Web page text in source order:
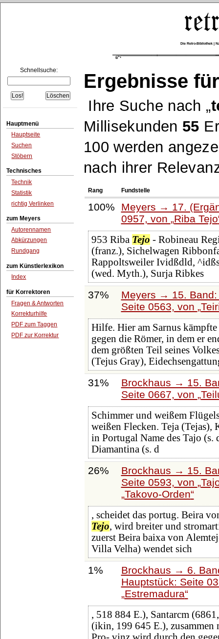
Die Retro-Bibliothek |
Schnellsuche:
Hauptmenü
Hauptseite
Suchen
Stöbern
Technisches
Technik
Statistik
richtig Verlinken
zum Meyers
Autorennamen
Abkürzungen
Rundgang
zum Künstlerlexikon
Index
für Korrektoren
Fragen & Antworten
Korrekturhilfe
PDF zum Taggen
PDF zur Korrektur
Ergebnisse
Ihre Suche nach
Millisekunden 55
100 werden
nach ihrer
Rang Fundstelle
100%
Meyers → 17.
0957, von Riba Tejo
953 Riba Tejo - Robineau
(franz.), Sichelwagen
Rappoltsweiler Ividßdld,
(wed. Myth.), Surja Ribkes
37%
Meyers → 15.
Seite 0563, von
Hilfe. Hier am Sarnus
gegen die Römer, in dem er
dem größten Teil seines
(Tejus Gray),
31%
Brockhaus → 15.
Seite 0667, von
Schimmer und weißem
weißen Flecken. Teja
in Portugal Name des Tajo (s.
Diamantina (s. d
26%
Brockhaus → 15.
Seite 0593, von
Takovo-Orden
, scheidet das portug. Beira
Tejo, wird breiter und
zuerst Beira baixa von
Villa Velha) wendet sich
1%
Brockhaus → 6.
Hauptstück: Seite
Estremadura
, 518 884 E.), Santarcm
(ikin, 199 645 E.),